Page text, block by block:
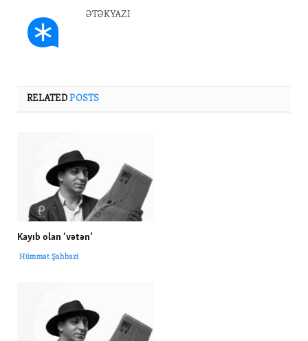
ƏTƏKYAZI
RELATEDPOSTS
Kayıb olan ‘vətən’
Hümmət Şahbazi